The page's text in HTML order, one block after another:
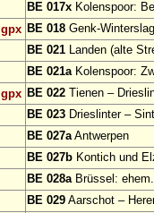
BE 017x Kolenspoor:
gpx BE 018 Genk-
BE 021 Landen (alte
BE 021aKolenspoor:
gpx BE 022 Tienen –
BE 023 Drieslinter –
BE 027aAntwerpen
BE 027b Kontich und
BE 028aBrüssel:
BE 029 Aarschot –